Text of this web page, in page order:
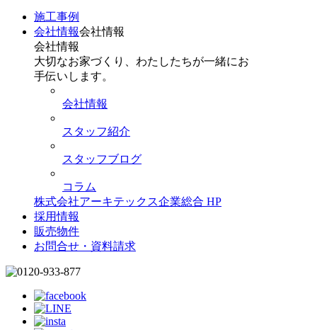
施工事例
会社情報会社情報
会社情報
大切なお家づくり、わたしたちが一緒にお
手伝いします。
会社情報
スタッフ紹介
スタッフブログ
コラム
株式会社アーキテックス企業総合 HP
採用情報
販売物件
お問合せ・資料請求